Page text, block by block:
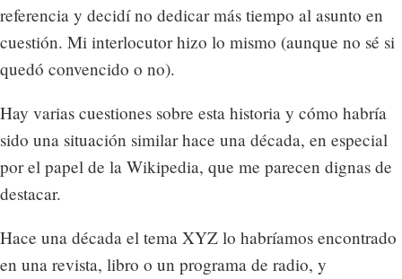
referencia y decidí no dedicar más tiempo al asunto en
cuestión. Mi interlocutor hizo lo mismo (aunque no sé si
quedó convencido o no).
Hay varias cuestiones sobre esta historia y cómo habría
sido una situación similar hace una década, en especial
por el papel de la Wikipedia, que me parecen dignas de
destacar.
Hace una década el tema XYZ lo habríamos encontrado
en una revista, libro o un programa de radio, y